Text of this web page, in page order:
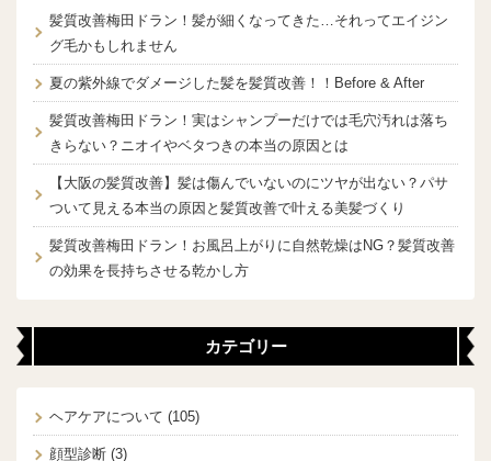
髪質改善梅田ドラン！髪が細くなってきた…それってエイジン
グ毛かもしれません
夏の紫外線でダメージした髪を髪質改善！！Before & After
髪質改善梅田ドラン！実はシャンプーだけでは毛穴汚れは落ち
きらない？ニオイやベタつきの本当の原因とは
【大阪の髪質改善】髪は傷んでいないのにツヤが出ない？パサ
ついて見える本当の原因と髪質改善で叶える美髪づくり
髪質改善梅田ドラン！お風呂上がりに自然乾燥はNG？髪質改善
の効果を長持ちさせる乾かし方
カテゴリー
ヘアケアについて (105)
顔型診断 (3)